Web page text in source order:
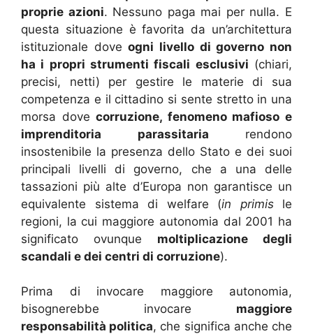
proprie azioni. Nessuno paga mai per nulla. E
questa situazione è favorita da un’architettura
istituzionale doveogni livello di governo non
ha i propri strumenti fiscali esclusivi (chiari,
precisi, netti) per gestire le materie di sua
competenza e il cittadino si sente stretto in una
morsa dovecorruzione, fenomeno mafioso e
imprenditoria parassitaria rendono
insostenibile la presenza dello Stato e dei suoi
principali livelli di governo, che a una delle
tassazioni più alte d’Europa non garantisce un
equivalente sistema di welfare (in primisle
regioni, la cui maggiore autonomia dal 2001 ha
significato ovunque moltiplicazione degli
scandali e dei centri di corruzione).
Prima di invocare maggiore autonomia,
bisognerebbe invocare maggiore
responsabilità politica, che significa anche che